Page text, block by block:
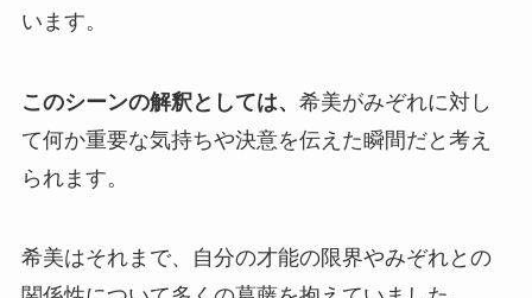
います。
このシーンの解釈としては、 希美がみぞれに対し
て何か重要な気持ちや決意を伝えた瞬間だと考え
られます。
希美はそれまで、自分の才能の限界やみぞれとの